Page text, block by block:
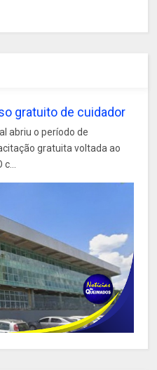
gratuito de cuidador
abriu o período de
gratuita voltada ao